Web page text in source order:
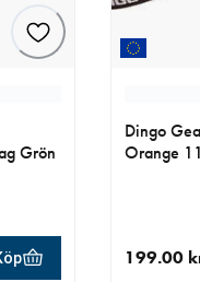
Grön
Dingo
Orange
199.00